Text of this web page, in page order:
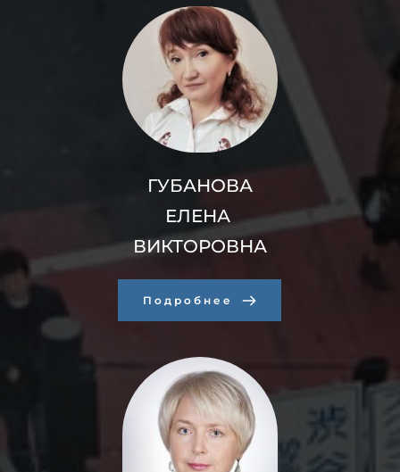
ГУБАНОВА
ЕЛЕНА
ВИКТОРОВНА
Подробнее